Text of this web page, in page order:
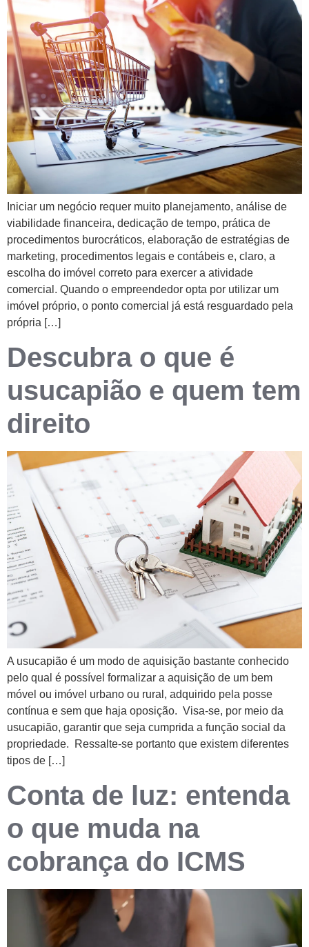
Iniciar um negócio requer muito planejamento, análise de
viabilidade financeira, dedicação de tempo, prática de
procedimentos burocráticos, elaboração de estratégias de
marketing, procedimentos legais e contábeis e, claro, a
escolha do imóvel correto para exercer a atividade
comercial. Quando o empreendedor opta por utilizar um
imóvel próprio, o ponto comercial já está resguardado pela
própria […]
Descubra o que é
usucapião e quem tem
direito
A usucapião é um modo de aquisição bastante conhecido
pelo qual é possível formalizar a aquisição de um bem
móvel ou imóvel urbano ou rural, adquirido pela posse
contínua e sem que haja oposição. Visa-se, por meio da
usucapião, garantir que seja cumprida a função social da
propriedade. Ressalte-se portanto que existem diferentes
tipos de […]
Conta de luz: entenda
o que muda na
cobrança do ICMS